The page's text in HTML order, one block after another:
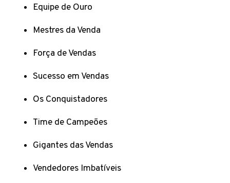
Equipe de Ouro
Mestres da Venda
Força de Vendas
Sucesso em Vendas
Os Conquistadores
Time de Campeões
Gigantes das Vendas
Vendedores Imbatíveis